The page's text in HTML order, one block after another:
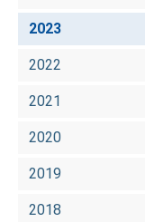
2023
2022
2021
2020
2019
2018